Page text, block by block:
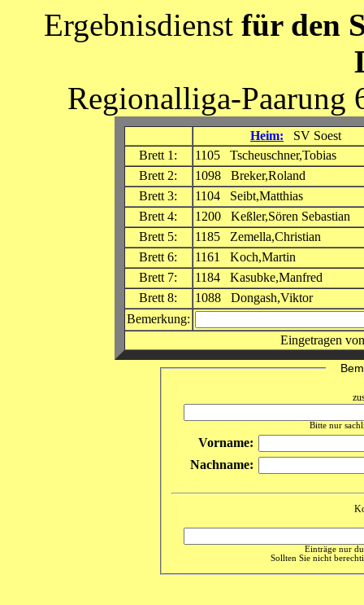
Ergebnisdienst für den
Regionalliga-Paarung
Heim:
SV Soest
Brett 1:
1105 Tscheuschner,Tobias
Brett 2:
1098 Breker,Roland
Brett 3:
1104 Seibt,Matthias
Brett 4:
1200 Keßler,Sören Sebastian
Brett 5:
1185 Zemella,Christian
Brett 6:
1161 Koch,Martin
Brett 7:
1184 Kasubke,Manfred
Brett 8:
1088 Dongash,Viktor
Bemerkung:
Eingetragen
Bitte nur
Vorname:
Nachname:
Einträge nur
Sollten Sie nicht